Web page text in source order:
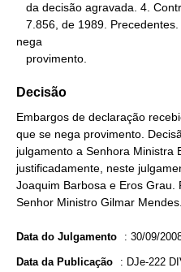
nega
   provimento.
Decisão
Embargos de declaração
que se nega provimento.
julgamento a Senhora Ministra
justificadamente, neste
Joaquim Barbosa e Eros Grau.
Senhor Ministro Gilmar
Data do Julgamento : 30/09/
Data da Publicação : DJe-222